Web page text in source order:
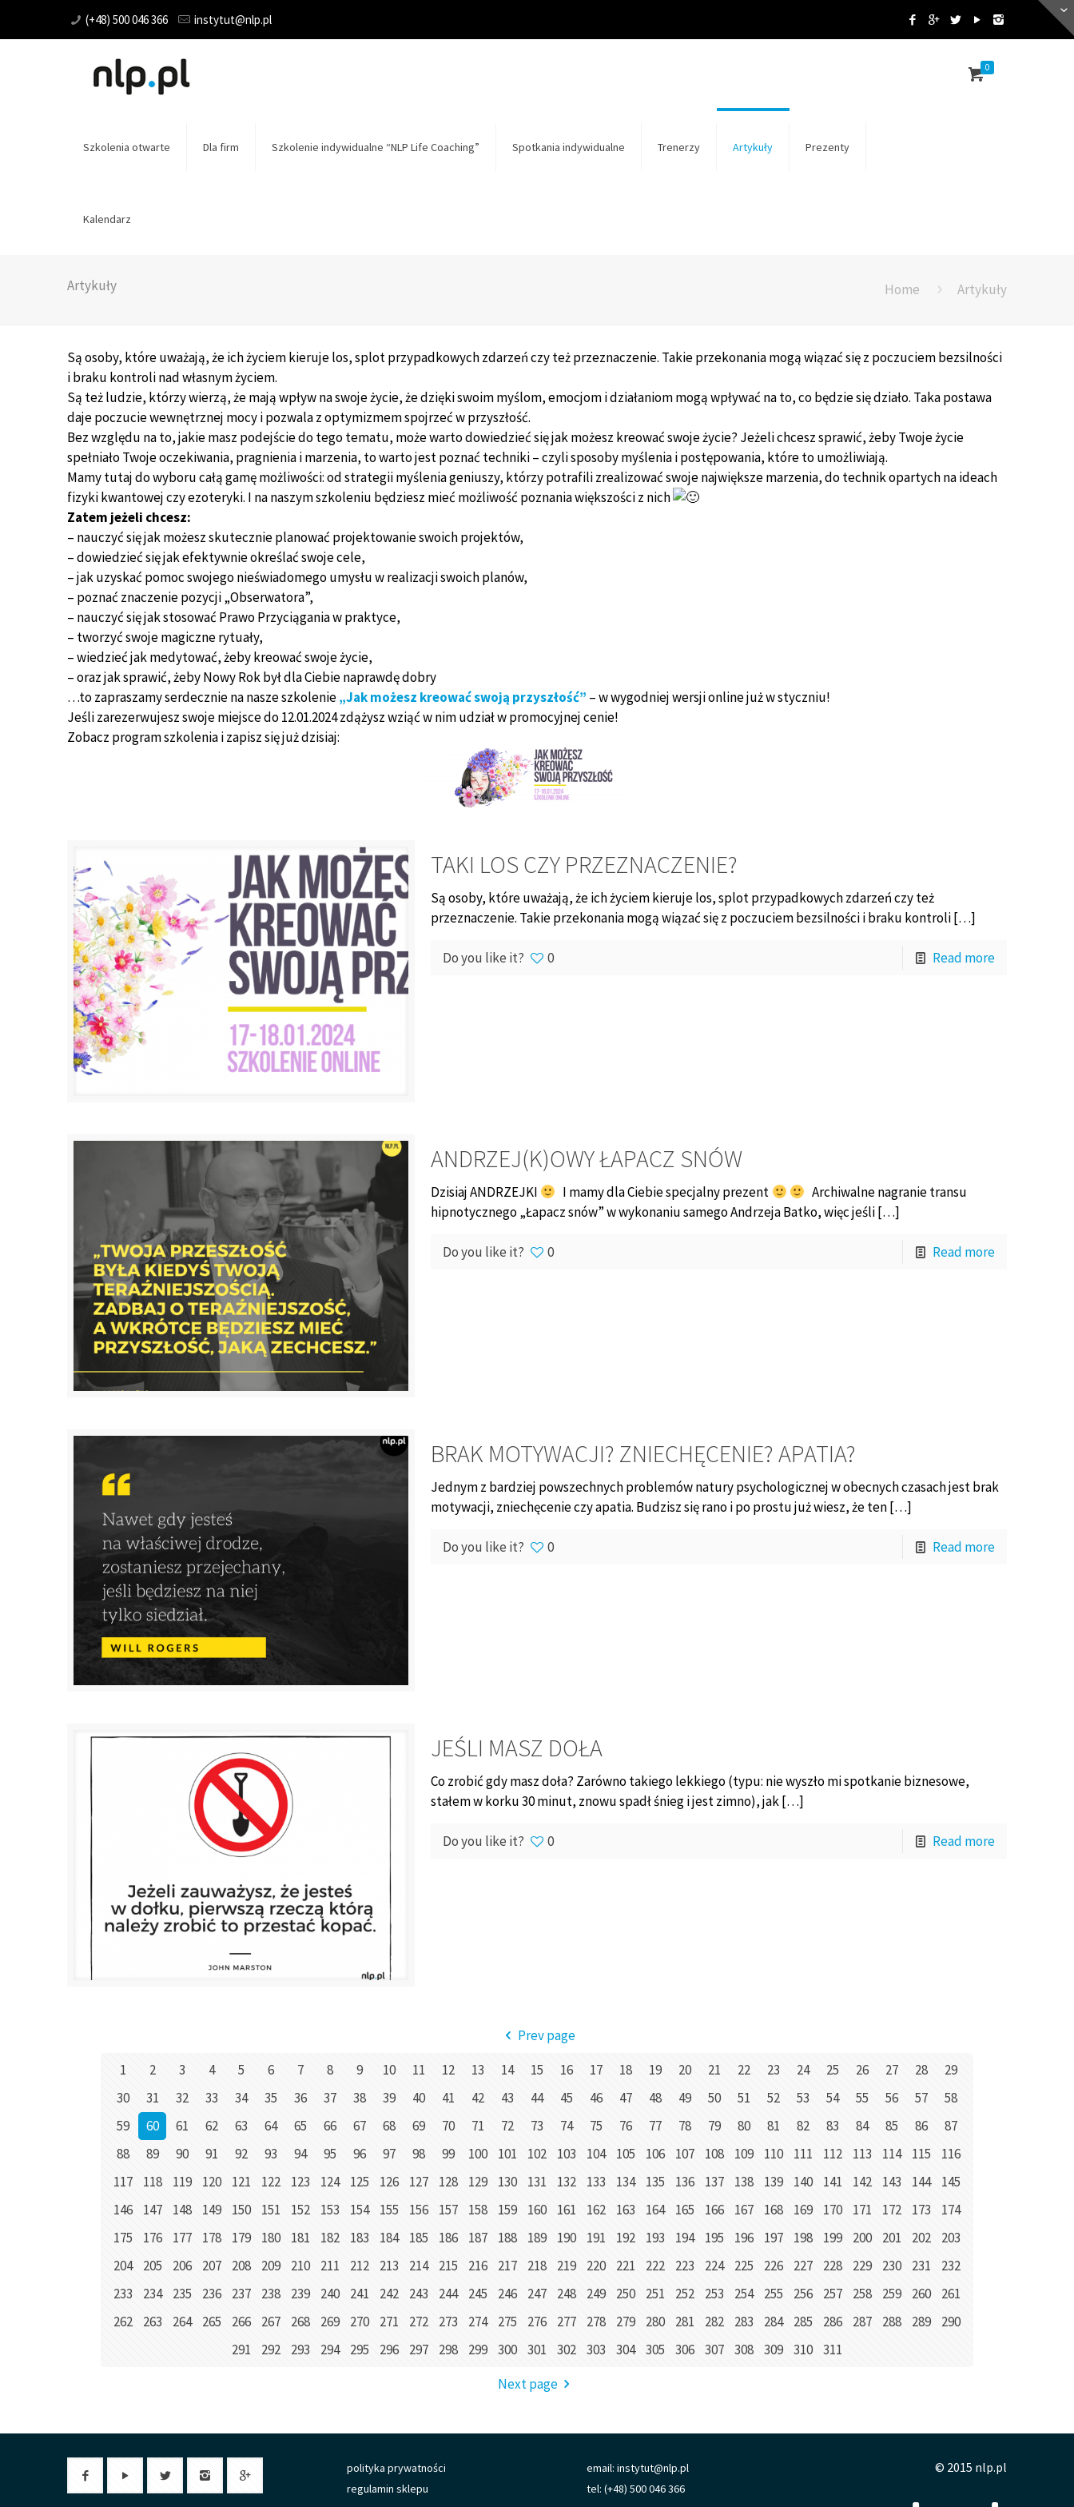
(+48) 500 046 366 instytut@nlp.pl
Szkolenia otwarte Dla firm Szkolenie indywidualne “NLP Life Coaching” Spotkania indywidualne Trenerzy Artykuły Prezenty
Kalendarz
0
Artykuły Home Artykuły
Są osoby, które uważają, że ich życiem kieruje los, splot przypadkowych zdarzeń czy też przeznaczenie. Takie przekonania mogą wiązać się z poczuciem bezsilności
i braku kontroli nad własnym życiem.
Są też ludzie, którzy wierzą, że mają wpływ na swoje życie, że dzięki swoim myślom, emocjom i działaniom mogą wpływać na to, co będzie się działo. Taka postawa
daje poczucie wewnętrznej mocy i pozwala z optymizmem spojrzeć w przyszłość.
Bez względu na to, jakie masz podejście do tego tematu, może warto dowiedzieć się jak możesz kreować swoje życie? Jeżeli chcesz sprawić, żeby Twoje życie
spełniało Twoje oczekiwania, pragnienia i marzenia, to warto jest poznać techniki – czyli sposoby myślenia i postępowania, które to umożliwiają.
Mamy tutaj do wyboru całą gamę możliwości: od strategii myślenia geniuszy, którzy potrafili zrealizować swoje największe marzenia, do technik opartych na ideach
fizyki kwantowej czy ezoteryki. I na naszym szkoleniu będziesz mieć możliwość poznania większości z nich
Zatem jeżeli chcesz:
– nauczyć się jak możesz skutecznie planować projektowanie swoich projektów,
– dowiedzieć się jak efektywnie określać swoje cele,
– jak uzyskać pomoc swojego nieświadomego umysłu w realizacji swoich planów,
– poznać znaczenie pozycji „Obserwatora”,
– nauczyć się jak stosować Prawo Przyciągania w praktyce,
– tworzyć swoje magiczne rytuały,
– wiedzieć jak medytować, żeby kreować swoje życie,
– oraz jak sprawić, żeby Nowy Rok był dla Ciebie naprawdę dobry
…to zapraszamy serdecznie na nasze szkolenie„Jak możesz kreować swoją przyszłość” – w wygodniej wersji online już w styczniu!
Jeśli zarezerwujesz swoje miejsce do 12.01.2024 zdążysz wziąć w nim udział w promocyjnej cenie!
Zobacz program szkolenia i zapisz się już dzisiaj:
TAKI LOS CZY PRZEZNACZENIE?
Są osoby, które uważają, że ich życiem kieruje los, splot przypadkowych zdarzeń czy też
przeznaczenie. Takie przekonania mogą wiązać się z poczuciem bezsilności i braku kontroli […]
Do you like it? 0 Read more
ANDRZEJ(K)OWY ŁAPACZ SNÓW
Dzisiaj ANDRZEJKI I mamy dla Ciebie specjalny prezent
Archiwalne nagranie transu
hipnotycznego „Łapacz snów” w wykonaniu samego Andrzeja Batko, więc jeśli […]
Do you like it? 0 Read more
BRAK MOTYWACJI? ZNIECHĘCENIE? APATIA?
Jednym z bardziej powszechnych problemów natury psychologicznej w obecnych czasach jest brak
motywacji, zniechęcenie czy apatia. Budzisz się rano i po prostu już wiesz, że ten […]
Do you like it? 0 Read more
JEŚLI MASZ DOŁA
Co zrobić gdy masz doła? Zarówno takiego lekkiego (typu: nie wyszło mi spotkanie biznesowe,
stałem w korku 30 minut, znowu spadł śnieg i jest zimno), jak […]
Do you like it? 0 Read more
Prev page
1
2 3 4 5 6 7 8 9 10 11 12 13 14 15 16 17 18 19 20 21 22 23 24 25 26 27 28
29
30
31 32 33 34 35 36 37 38 39 40 41 42 43 44 45 46 47 48 49 50 51 52 53 54 55 56 57
58
59
60 61 62 63 64 65 66 67 68 69 70 71 72 73 74 75 76 77 78 79 80 81 82 83 84 85 86
87
88
89 90 91 92 93 94 95 96 97 98 99 100 101 102 103 104 105 106 107 108 109 110 111 112 113 114 115
116
117
118 119 120 121 122 123 124 125 126 127 128 129 130 131 132 133 134 135 136 137 138 139 140 141 142 143 144
145
146
147 148 149 150 151 152 153 154 155 156 157 158 159 160 161 162 163 164 165 166 167 168 169 170 171 172 173
174
175
176 177 178 179 180 181 182 183 184 185 186 187 188 189 190 191 192 193 194 195 196 197 198 199 200 201 202
203
204
205 206 207 208 209 210 211 212 213 214 215 216 217 218 219 220 221 222 223 224 225 226 227 228 229 230 231
232
233
234 235 236 237 238 239 240 241 242 243 244 245 246 247 248 249 250 251 252 253 254 255 256 257 258 259 260
261
262
263 264 265 266 267 268 269 270 271 272 273 274 275 276 277 278 279 280 281 282 283 284 285 286 287 288 289
290
291
292 293 294 295 296 297 298 299 300 301 302 303 304 305 306 307 308 309 310 311
Next page
polityka prywatności
regulamin sklepu
email: instytut@nlp.pl
tel: (+48) 500 046 366
© 2015 nlp.pl